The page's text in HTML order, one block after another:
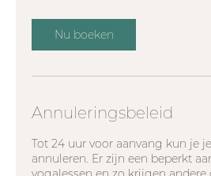
Nu boeken
Annuleringsbeleid
Tot 24 uur voor aanvang kun je
annuleren. Er zijn een beperkt